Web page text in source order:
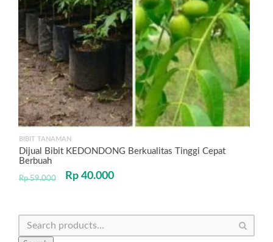
BIBIT TANAMAN
Dijual Bibit KEDONDONG Berkualitas Tinggi Cepat
Berbuah
Rp59.000 Rp 40.000